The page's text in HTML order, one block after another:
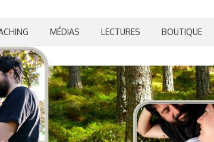
MÉDIAS LECTURES BOUTIQUE